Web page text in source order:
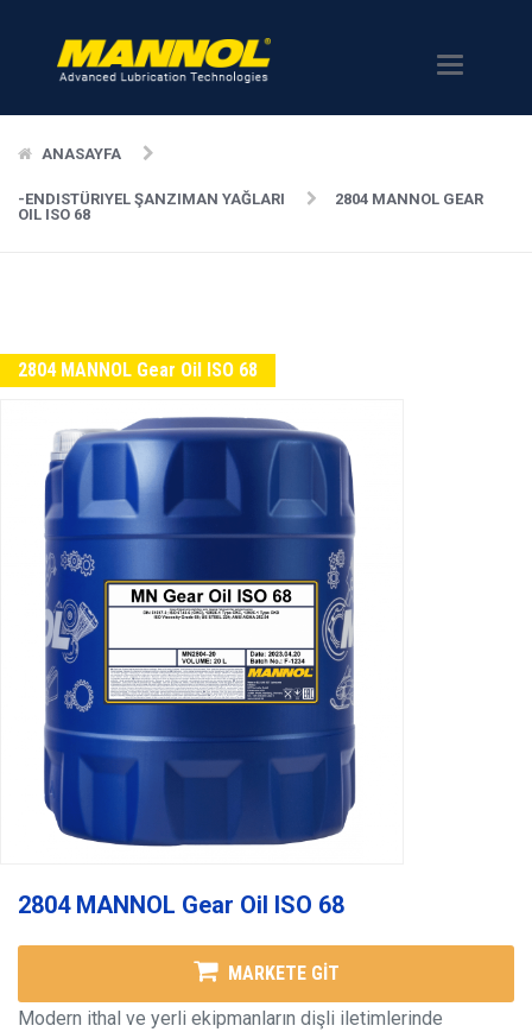
Menü
ANASAYFA
-ENDISTÜRIYEL ŞANZIMAN YAĞLARI
2804 MANNOL GEAR
OIL ISO 68
2804 MANNOL Gear Oil ISO 68
2804 MANNOL Gear Oil ISO 68
MARKETE GİT
Modern ithal ve yerli ekipmanların dişli iletimlerinde